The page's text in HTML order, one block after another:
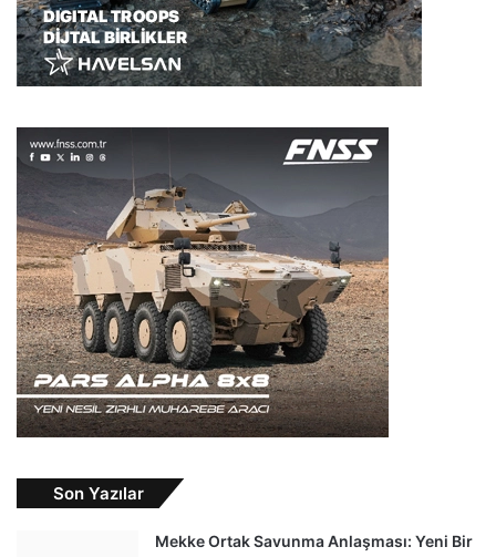
Son Yazılar
Mekke Ortak Savunma Anlaşması: Yeni Bir